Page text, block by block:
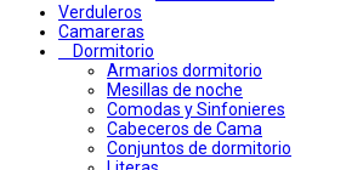
Verduleros
Camareras
Dormitorio
Armarios dormitorio
Mesillas de noche
Comodas y Sinfonieres
Cabeceros de Cama
Conjuntos de dormitorio